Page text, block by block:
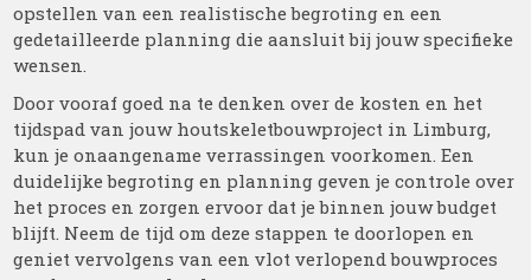
opstellen van een realistische begroting en een
gedetailleerde planning die aansluit bij jouw specifieke
wensen.
Door vooraf goed na te denken over de kosten en het
tijdspad van jouw houtskeletbouwproject in Limburg,
kun je onaangename verrassingen voorkomen. Een
duidelijke begroting en planning geven je controle over
het proces en zorgen ervoor dat je binnen jouw budget
blijft. Neem de tijd om deze stappen te doorlopen en
geniet vervolgens van een vlot verlopend bouwproces